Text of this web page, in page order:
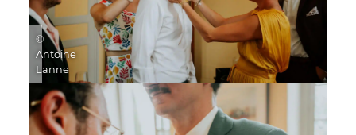
©
Antoine
Lanne